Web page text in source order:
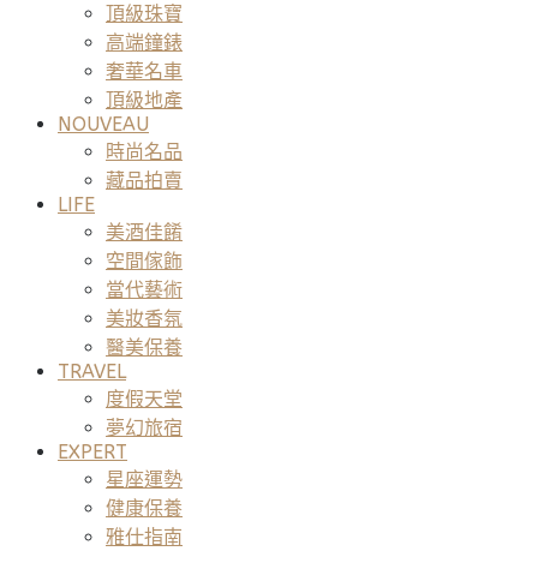
頂級珠寶
高端鐘錶
奢華名車
頂級地產
NOUVEAU
時尚名品
藏品拍賣
LIFE
美酒佳餚
空間傢飾
當代藝術
美妝香氛
醫美保養
TRAVEL
度假天堂
夢幻旅宿
EXPERT
星座運勢
健康保養
雅仕指南